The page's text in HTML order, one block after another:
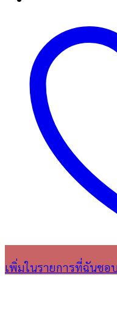
เพิ่มในรายการที่ฉันชอบ